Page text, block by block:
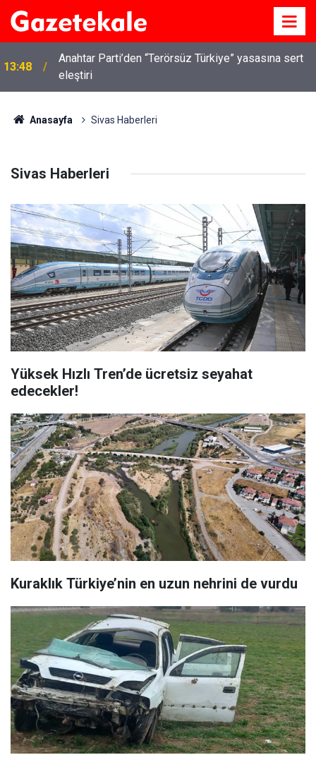
13:48
Anahtar Parti’den “Terörsüz Türkiye” yasasına sert
eleştiri
Anasayfa Sivas Haberleri
Sivas Haberleri
Yüksek Hızlı Tren’de ücretsiz seyahat
edecekler!
Kuraklık Türkiye’nin en uzun nehrini de vurdu